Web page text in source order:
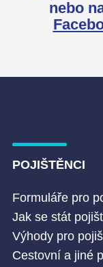
nebo
POJIŠTĚNCI
Formuláře pro
Jak se stát
Výhody pro
Cestovní a jiné